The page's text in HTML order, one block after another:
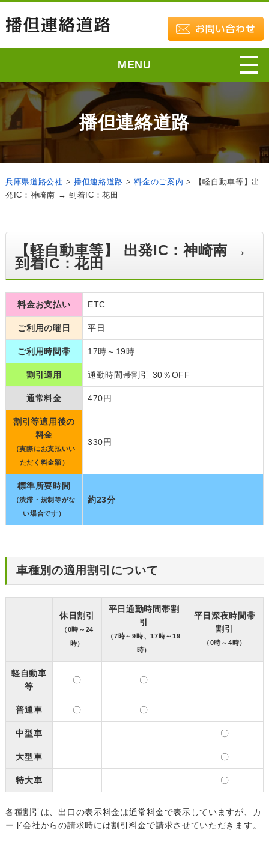
MENU
播但連絡道路
兵庫県道路公社 > 播但連絡道路 >料金のご案内 >
【軽自動車等】出
発IC：神崎南 → 到着IC：花田
【軽自動車等】 出発IC：神崎南 →
到着IC：花田
料金お支払い ETC
ご利用の曜日 平日
ご利用時間帯 17時～19時
割引適用 通勤時間帯割引 30％OFF
通常料金 470円
割引等適用後の
料金
（実際にお支払いい
ただく料金額）
330円
標準所要時間
（渋滞・規制等がな
い場合です）
約23分
車種別の適用割引について
休日割引
（0時～24
時）
平日通勤時間帯割
引
（7時～9時、17時～19
時）
平日深夜時間帯
割引
（0時～4時）
軽自動車
等
〇 〇
普通車 〇 〇
中型車 〇
大型車 〇
特大車 〇
各種割引は、出口の表示料金は通常料金で表示していますが、カ
ード会社からの請求時には割引料金で請求させていただきます。